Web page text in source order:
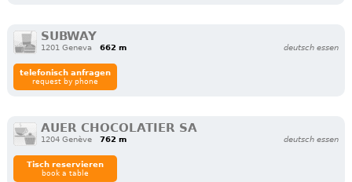
SUBWAY
1201 Geneva 662 m deutsch essen
telefonisch anfragen
request by phone
AUER CHOCOLATIER SA
1204 Genève 762 m deutsch essen
Tisch reservieren
book a table